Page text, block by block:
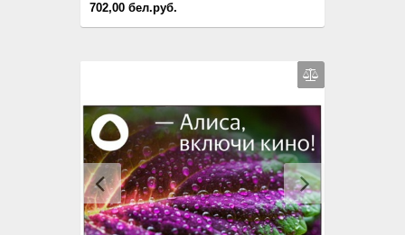
702,00 бел.руб.
Previous Next